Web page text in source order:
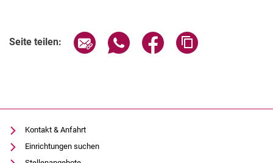
Seite teilen: Seite über E-Mail teilen
Seite über WhatsApp teilen
Seite über Facebook
Kontakt & Anfahrt
Einrichtungen suchen